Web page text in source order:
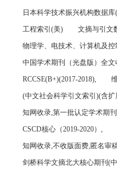
日本科学技术振兴机构数据库
工程索引(美)
文摘与引文
物理学、电技术、计算机及
中国学术期刊（光盘版）全文
RCCSE(B+)(2017-2018),
(中文社会科学引文索引)(含
知网收录,第一批认定学术期
CSCD核心（2019-2020）,
知网收录,不收版面费,匿名审
剑桥科学文摘北大核心期刊(